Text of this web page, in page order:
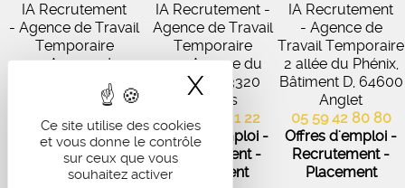
Ce site utilise des cookies
et vous donne le contrôle
sur ceux que vous
souhaitez activer
X Masquer le
IA Recrutement
- Agence de Travail
Temporaire
27 Avenue de
Virecourt, 33370
Artigues-près-
Bordeaux
05 56 67 48 57
Offres d'emploi -
Recrutement -
IA Recrutement -
Agence de Travail
Temporaire
102 Avenue du
Médoc, 33320
Eysines
05 56 45 21 22
Offres d'emploi -
Recrutement -
Placement
IA Recrutement
- Agence de
Travail Temporaire
2 allée du Phénix,
Bâtiment D, 64600
Anglet
05 59 42 80 80
Offres d'emploi -
Recrutement -
Placement